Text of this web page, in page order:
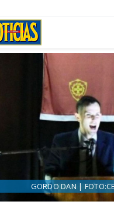
GORDO DAN |